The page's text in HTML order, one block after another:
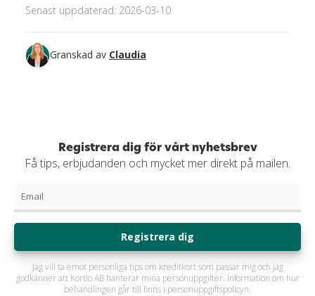
Senast uppdaterad: 2026-03-10
Granskad av Claudia
Registrera dig för vårt nyhetsbrev
Få tips, erbjudanden och mycket mer direkt på mailen.
Registrera dig
Jag vill ta emot personliga tips om kreditkort som passar mig och jag
godkänner att Kortio AB hanterar mina personuppgifter. Information om hur
behandlingen går till finns i personuppgiftspolicyn.